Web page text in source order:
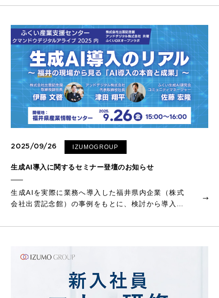
仕事に関心のある方は、ぜひお気軽にご参加くださ
お...
2025/09/26 IZUMOGROUP
生成AI導入に関するセミナー登壇のお知らせ
生成AIを実際に業務へ導入した福井県内企業（株式
会社出雲記念館）の事例をもとに、検討から導入、
に紹介します。登壇者によるパネルディスカッショ